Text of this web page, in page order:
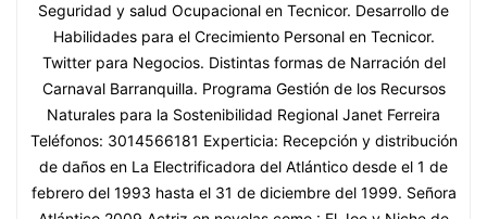
Seguridad y salud Ocupacional en Tecnicor. Desarrollo de
Habilidades para el Crecimiento Personal en Tecnicor.
Twitter para Negocios. Distintas formas de Narración del
Carnaval Barranquilla. Programa Gestión de los Recursos
Naturales para la Sostenibilidad Regional Janet Ferreira
Teléfonos: 3014566181 Experticia: Recepción y distribución
de daños en La Electrificadora del Atlántico desde el 1 de
febrero del 1993 hasta el 31 de diciembre del 1999. Señora